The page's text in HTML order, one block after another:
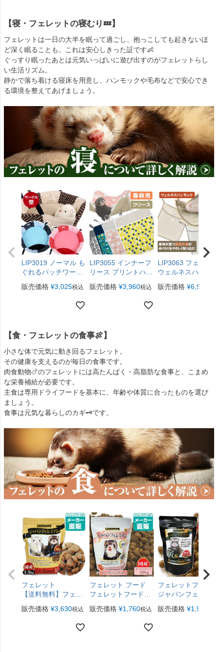
【寝・フェレットの寝むり💤】
フェレットは一日の大半を眠って過ごし、抱っこしても起きないほ
ど深く眠ることも。これは安心しきった証です👶
ぐっすり眠ったあとは元気いっぱいに遊び出すのがフェレットらし
い生活リズム。
静かで落ち着ける寝床を用意し、ハンモックや毛布などで安心でき
る環境を整えてあげましょう。
LIP3019 ノーマル も
ぐれるパッチワーク
サークル【3シーズ
ン】
販売価格 ¥3,025税込
LIP3055 インナーフ
リース プリントハン
モック 【春用】【秋
用】
販売価格 ¥3,960税込
LIP3063 フェレッ
ウェルネスハンモ
ク
販売価格 ¥6,930
【食・フェレットの食事🍖】
小さな体で元気に動き回るフェレット。
その健康を支えるのが毎日の食事です。
肉食動物🍗のフェレットには高たんぱく・高脂肪な食事と、こまめ
な栄養補給が必要です。
主食は専用ドライフードを基本に、年齢や体質に合ったものを選び
ましょう。
食事は元気な暮らしのカギ🗝️です。
フェレット
【送料無料】フェレ
ットフード ジャパ
ンフェレミアム
1.5kg（ジャパンプ
レミアム） ヘルスチ
販売価格 ¥3,630税込
フェレット フード
フェレットフード
ジャパンフェレミア
ム グルメ 300g ヘル
スチャージシリーズ
【国産】【オールス
販売価格 ¥1,760税込
フェレットフー
ジャパンフェレミ
ム 匠味 240g ヘル
チャージシリーズ
販売価格 ¥1,980